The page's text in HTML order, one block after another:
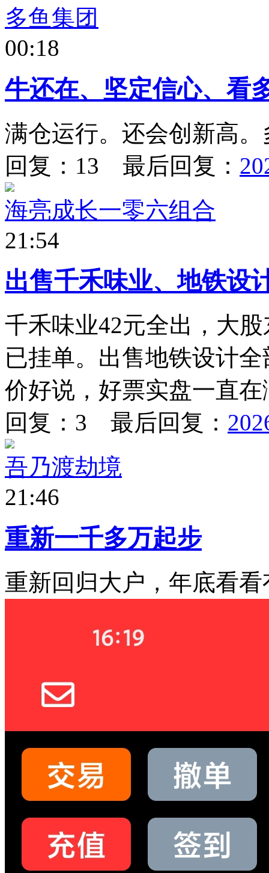
多鱼集团
00:18
牛还在、坚定信心、看
满仓运行。还会创新高
回复：13 最后回复：
海亮成长一零六组合
21:54
出售千禾味业、地铁设
千禾味业42元全出，大
已挂单。出售地铁设计
价好说，好票实盘一直
回复：3 最后回复：
吾乃渡劫境
21:46
重新一千多万起步
重新回归大户，年底看